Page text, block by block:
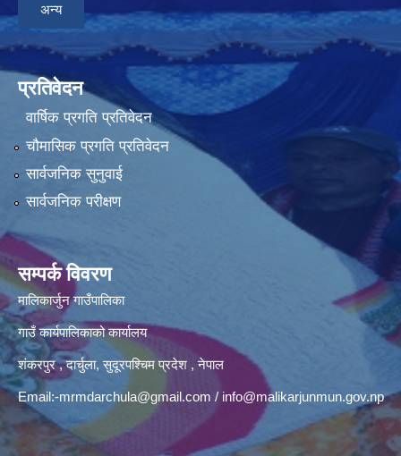
अन्य
प्रतिवेदन
वार्षिक प्रगति प्रतिवेदन
चौमासिक प्रगति प्रतिवेदन
सार्वजनिक सुनुवाई
सार्वजनिक परीक्षण
सम्पर्क विवरण
मालिकार्जुन गाउँपालिका
गाउँ कार्यपालिकाको कार्यालय
शंकरपुर , दार्चुला, सुदूरपश्चिम प्रदेश , नेपाल
Email:-mrmdarchula@gmail.com / info@malikarjunmun.gov.np